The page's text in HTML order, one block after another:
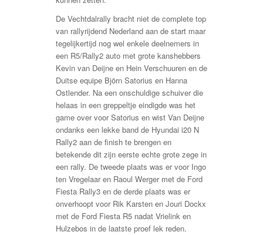
De Vechtdalrally bracht niet de complete top
van rallyrijdend Nederland aan de start maar
tegelijkertijd nog wel enkele deelnemers in
een R5/Rally2 auto met grote kanshebbers
Kevin van Deijne en Hein Verschuuren en de
Duitse equipe Björn Satorius en Hanna
Ostlender. Na een onschuldige schuiver die
helaas in een greppeltje eindigde was het
game over voor Satorius en wist Van Deijne
ondanks een lekke band de Hyundai i20 N
Rally2 aan de finish te brengen en
betekende dit zijn eerste echte grote zege in
een rally. De tweede plaats was er voor Ingo
ten Vregelaar en Raoul Werger met de Ford
Fiesta Rally3 en de derde plaats was er
onverhoopt voor Rik Karsten en Jouri Dockx
met de Ford Fiesta R5 nadat Vrielink en
Hulzebos in de laatste proef lek reden.